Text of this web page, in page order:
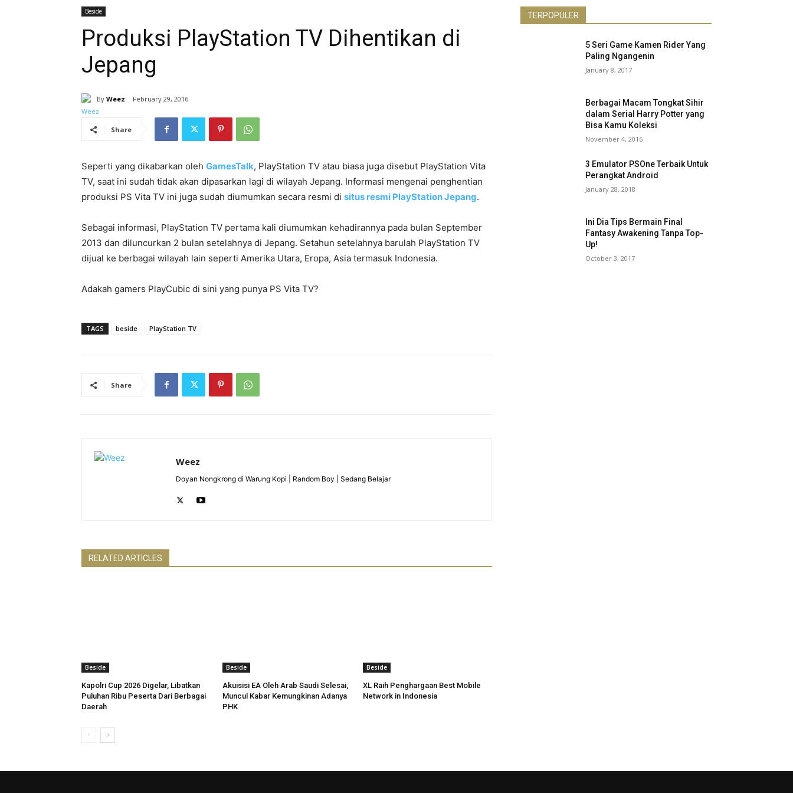
Beside
Produksi PlayStation TV Dihentikan di
Jepang
By Weez February 29, 2016
Share
Seperti yang dikabarkan oleh GamesTalk, PlayStation TV atau biasa juga disebut PlayStation Vita
TV, saat ini sudah tidak akan dipasarkan lagi di wilayah Jepang. Informasi mengenai penghentian
produksi PS Vita TV ini juga sudah diumumkan secara resmi di situs resmi PlayStation Jepang.
Sebagai informasi, PlayStation TV pertama kali diumumkan kehadirannya pada bulan September
2013 dan diluncurkan 2 bulan setelahnya di Jepang. Setahun setelahnya barulah PlayStation TV
dijual ke berbagai wilayah lain seperti Amerika Utara, Eropa, Asia termasuk Indonesia.
Adakah gamers PlayCubic di sini yang punya PS Vita TV?
TAGS beside PlayStation TV
Share
Weez
Doyan Nongkrong di Warung Kopi | Random Boy | Sedang Belajar
RELATED ARTICLES
Beside
Kapolri Cup 2026 Digelar, Libatkan
Puluhan Ribu Peserta Dari Berbagai
Daerah
Beside
Akuisisi EA Oleh Arab Saudi Selesai,
Muncul Kabar Kemungkinan Adanya
PHK
Beside
XL Raih Penghargaan Best Mobile
Network in Indonesia
TERPOPULER
5 Seri Game Kamen Rider Yang
Paling Ngangenin
January 8, 2017
Berbagai Macam Tongkat Sihir
dalam Serial Harry Potter yang
Bisa Kamu Koleksi
November 4, 2016
3 Emulator PSOne Terbaik Untuk
Perangkat Android
January 28, 2018
Ini Dia Tips Bermain Final
Fantasy Awakening Tanpa Top-
Up!
October 3, 2017